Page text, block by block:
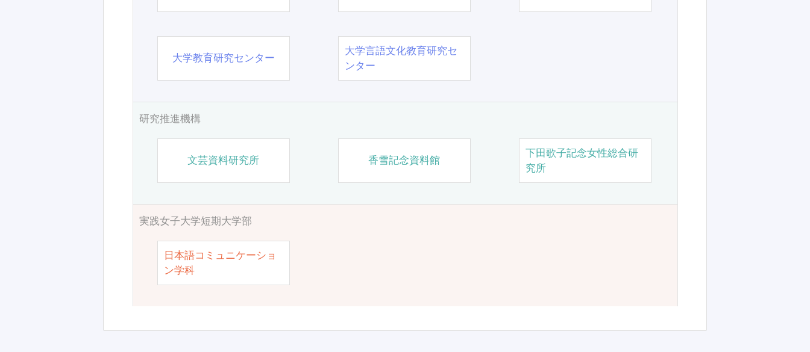
大学教育研究センター
大学言語文化教育研究セ
ンター
研究推進機構
文芸資料研究所 香雪記念資料館
下田歌子記念女性総合研
究所
実践女子大学短期大学部
日本語コミュニケーショ
ン学科